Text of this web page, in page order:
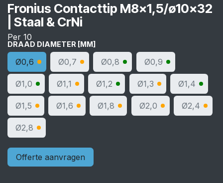
Fronius Contacttip M8x1,5/ø10x32
| Staal & CrNi
Per 10
DRAAD DIAMETER [MM]
Ø0,6 Ø0,7 Ø0,8 Ø0,9
Ø1,0 Ø1,1 Ø1,2 Ø1,3 Ø1,4
Ø1,5 Ø1,6 Ø1,8 Ø2,0 Ø2,4
Ø2,8
Offerte aanvragen